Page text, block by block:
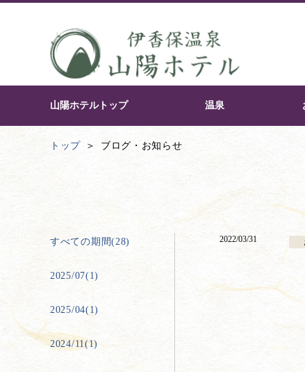
山陽ホテルトップ 温泉
トップ ブログ・お知らせ
すべての期間(28)
2025/07(1)
2025/04(1)
2024/11(1)
2022/03/31